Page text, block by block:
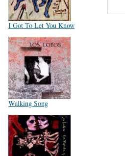
I Got To Let You Know
Walking Song